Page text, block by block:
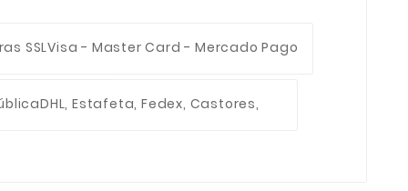
SSLVisa - Master Card - Mercado Pago
DHL, Estafeta, Fedex, Castores,